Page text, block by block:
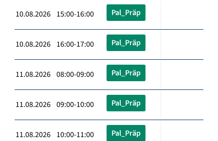
10.08.2026 15:00-16:00 Pal_Präp
10.08.2026 16:00-17:00 Pal_Präp
11.08.2026 08:00-09:00 Pal_Präp
11.08.2026 09:00-10:00 Pal_Präp
11.08.2026 10:00-11:00 Pal_Präp